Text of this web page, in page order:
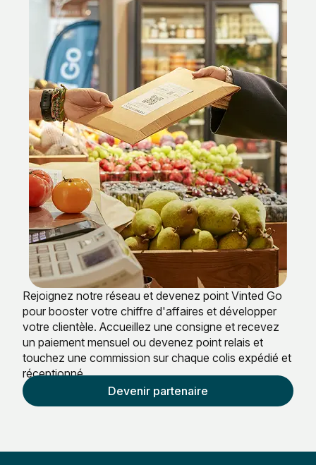
Rejoignez notre réseau et devenez point Vinted Go
pour booster votre chiffre d'affaires et développer
votre clientèle. Accueillez une consigne et recevez
un paiement mensuel ou devenez point relais et
touchez une commission sur chaque colis expédié et
réceptionné.
Devenir partenaire